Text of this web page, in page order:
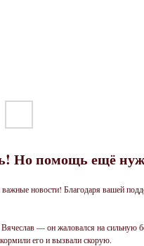
Но помощь ещё
важные новости! Благодаря вашей
— он жаловался на сильную
его и вызвали скорую.